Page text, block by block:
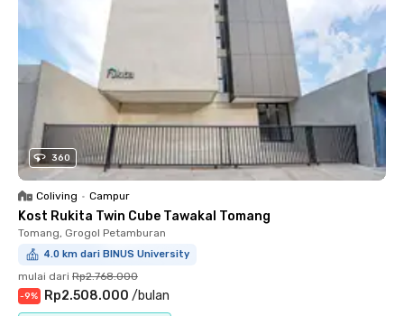
360
Coliving • Campur
Kost Rukita Twin Cube Tawakal Tomang
Tomang, Grogol Petamburan
4.0 km dari BINUS University
mulai dari Rp2.768.000
-9% Rp2.508.000 /bulan